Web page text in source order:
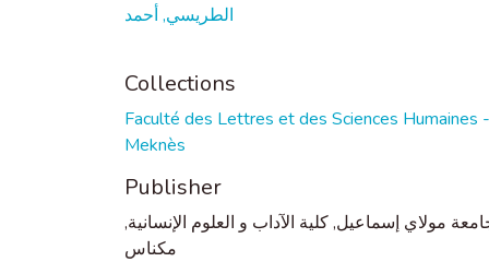
الطريسي, أحمد
Collections
Faculté des Lettres et des Sciences Humaines -
Meknès
Publisher
مولاي إسماعيل, كلية الآداب و العلوم الإنسانية,
مكناس